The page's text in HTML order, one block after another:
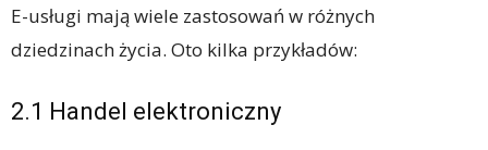
E-usługi mają wiele zastosowań w różnych
dziedzinach życia. Oto kilka przykładów:
2.1 Handel elektroniczny